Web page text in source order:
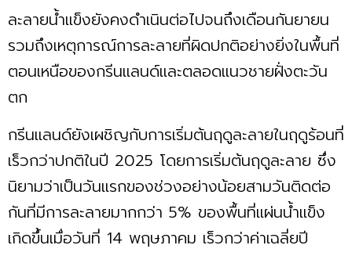
ละลายน้ำแข็งยังคงดำเนินต่อไปจนถึงเดือนกันยายน
รวมถึงเหตุการณ์การละลายที่ผิดปกติอย่างยิ่งในพื้นที่
ตอนเหนือของกรีนแลนด์และตลอดแนวชายฝั่งตะวัน
ตก
กรีนแลนด์ยังเผชิญกับการเริ่มต้นฤดูละลายในฤดูร้อนที่
เร็วกว่าปกติในปี 2025 โดยการเริ่มต้นฤดูละลาย ซึ่ง
นิยามว่าเป็นวันแรกของช่วงอย่างน้อยสามวันติดต่อ
กันที่มีการละลายมากกว่า 5% ของพื้นที่แผ่นน้ำแข็ง
เกิดขึ้นเมื่อวันที่ 14 พฤษภาคม เร็วกว่าค่าเฉลี่ยปี